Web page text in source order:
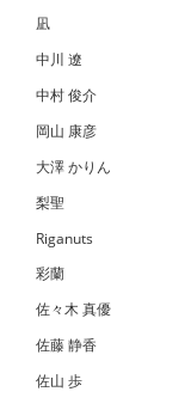
凪
中川 遼
中村 俊介
岡山 康彦
大澤 かりん
梨聖
Riganuts
彩蘭
佐々木 真優
佐藤 静香
佐山 歩